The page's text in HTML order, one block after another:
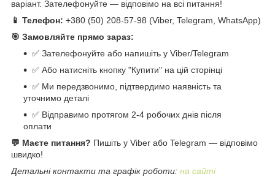
варіант. Зателефонуйте — відповімо на всі питання!
📱 Телефон: +380 (50) 208-57-98 (Viber, Telegram, WhatsApp)
🎯 Замовляйте прямо зараз:
✅ Зателефонуйте або напишіть у Viber/Telegram
✅ Або натисніть кнопку "Купити" на цій сторінці
✅ Ми передзвонимо, підтвердимо наявність та
уточнимо деталі
✅ Відправимо протягом 2-4 робочих днів після
оплати
💬 Маєте питання? Пишіть у Viber або Telegram — відповімо
швидко!
Детальні контакти та графік роботи: на сайті